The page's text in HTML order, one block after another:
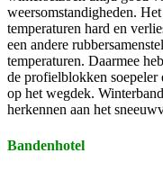
weersomstandigheden.
temperaturen hard en
een andere
temperaturen. Daarmee
de profielblokken soepeler
op het wegdek.
herkennen aan het
Bandenhotel